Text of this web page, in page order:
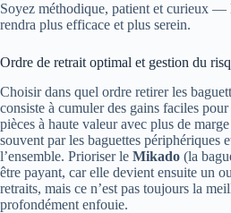
Soyez méthodique, patient et curieux —
rendra plus efficace et plus serein.
Ordre de retrait optimal et gestion du
Choisir dans quel ordre retirer les
consiste à cumuler des gains faciles
pièces à haute valeur avec plus de
souvent par les baguettes périphériques
l’ensemble. Prioriser le Mikado (la
être payant, car elle devient ensuite un
retraits, mais ce n’est pas toujours la
profondément enfouie.